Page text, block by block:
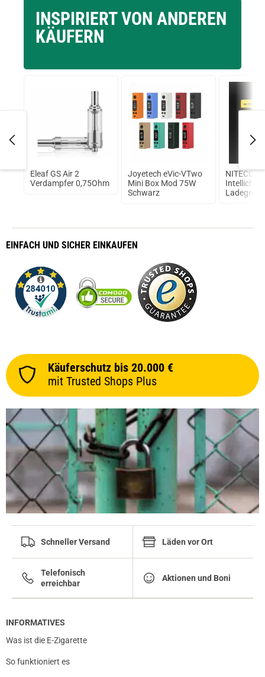
INSPIRIERT VON ANDEREN
KÄUFERN
Eleaf GS Air 2
Verdampfer 0,75Ohm
Joyetech eVic-VTwo
Mini Box Mod 75W
Schwarz
EINFACH UND SICHER EINKAUFEN
Käuferschutz bis 20.000 €
mit Trusted Shops Plus
Schneller Versand Läden vor Ort
Telefonisch
erreichbar
Aktionen und Boni
INFORMATIVES
Was ist die E-Zigarette
So funktioniert es